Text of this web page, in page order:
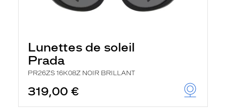
Lunettes de soleil
Prada
PR26ZS 16K08Z NOIR BRILLANT
319,00 €